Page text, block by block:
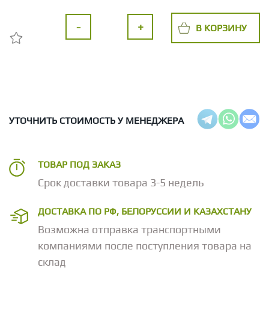
- + В КОРЗИНУ
УТОЧНИТЬ СТОИМОСТЬ У МЕНЕДЖЕРА
ТОВАР ПОД ЗАКАЗ
Срок доставки товара 3-5 недель
ДОСТАВКА ПО РФ, БЕЛОРУССИИ И КАЗАХСТАНУ
Возможна отправка транспортными
компаниями после поступления товара на
склад